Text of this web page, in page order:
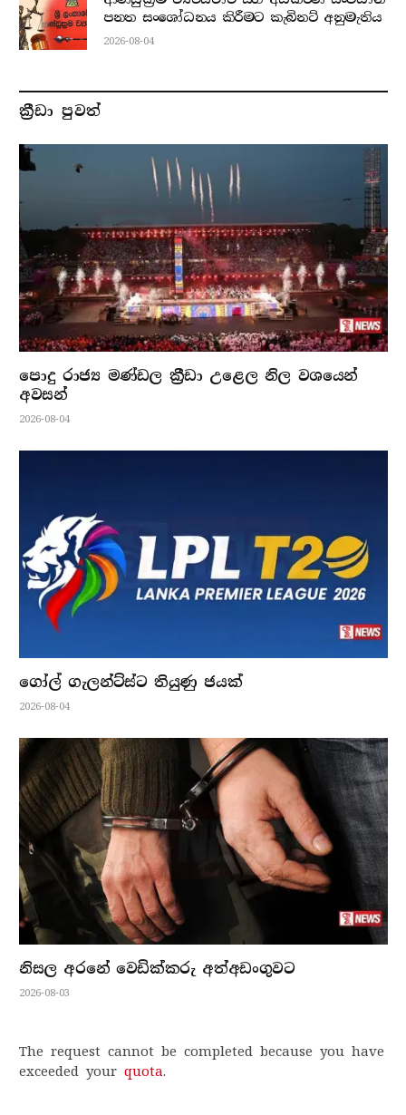
පනත සංශෝධනය කිරීමට කැබිනට් අනුමැතිය
2026-08-04
ක්‍රීඩා පුවත්
පොදු රාජ්‍ය මණ්ඩල ක්‍රීඩා උළෙල නිල වශයෙන්
අවසන්
2026-08-04
ගෝල් ගැලන්ට්ස්ට තියුණු ජයක්
2026-08-04
නිසල අරනේ වෙඩික්කරු අත්අඩංගුවට
2026-08-03
The request cannot be completed because you have
exceeded your quota.